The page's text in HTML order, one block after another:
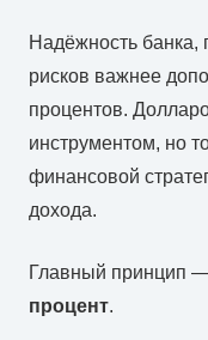
Надёжность банка,
рисков важнее
процентов.
инструментом, но
финансовой
дохода.
Главный принцип
процент.